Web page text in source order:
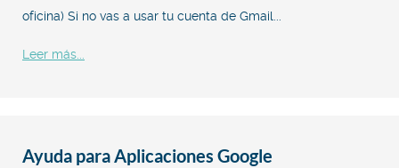
oficina) Si no vas a usar tu cuenta de Gmail...
Leer más...
Ayuda para Aplicaciones Google